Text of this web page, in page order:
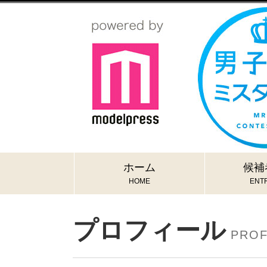
ホーム
HOME
候補
プロフィール